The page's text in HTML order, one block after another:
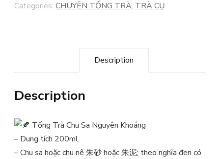
quantity
Categories: CHUYÊN TỐNG TRÀ, TRÀ CỤ
Description
Description
Tống Trà Chu Sa Nguyên Khoáng
– Dung tích 200ml
– Chu sa hoặc chu nê 朱砂 hoặc 朱泥; theo nghĩa đen có